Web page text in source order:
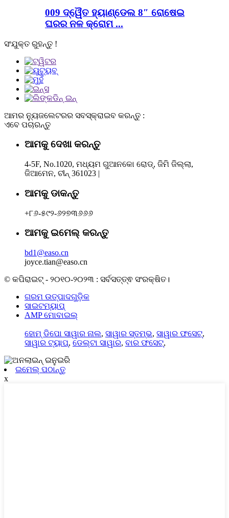
009 ଦ୍ୱୈତ ହ୍ୟାଣ୍ଡେଲ 8″ ରୋଷେଇ
ଘରର ନଳ କ୍ରୋମ ...
ସଂଯୁକ୍ତ ରୁହନ୍ତୁ !
ଆମର ନ୍ୟୁଜଲେଟରର ସବସ୍କ୍ରାଇବ କରନ୍ତୁ :
ଏବେ ପଚାରନ୍ତୁ
ଆମକୁ ଦେଖା କରନ୍ତୁ
4-5F, No.1020, ମଧ୍ୟମ ଗୁଆନକୋ ରୋଡ୍, ଜିମି ଜିଲ୍ଲା,
ଜିଆମେନ, ଚୀନ୍ 361023 |
ଆମକୁ ଡାକନ୍ତୁ
+୮୬-୫୯୨-୬୨୭୩୬୬୬
ଆମକୁ ଇମେଲ୍ କରନ୍ତୁ
bd1@easo.cn
joyce.tian@easo.cn
© କପିରାଇଟ୍ - ୨୦୧୦-୨୦୨୩ : ସର୍ବସତ୍ତ୍ଵ ସଂରକ୍ଷିତ।
ଗରମ ଉତ୍ପାଦଗୁଡ଼ିକ
ସାଇଟମ୍ୟାପ୍
AMP ମୋବାଇଲ୍
ହୋମ୍ ଡିପୋ ସାୱାର ନାଲ, ସାୱାର ସ୍ତମ୍ଭ, ସାୱାର ଫସେଟ୍,
ସାୱାର ଟ୍ୟାପ୍, ଡେଲ୍ଟା ସାୱାର, ବାର ଫସେଟ୍,
ଇମେଲ୍ ପଠାନ୍ତୁ
x